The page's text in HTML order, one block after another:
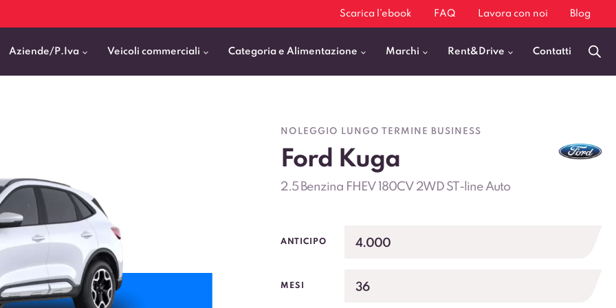
Scarica l’ebook FAQ Lavora con noi Blog
Aziende/P.Iva Veicoli commerciali
Pick Up
Allestiti
Persone
zero
TUTTI
Categoria e Alimentazione
Station Wagon Ibrida
Marchi
Fiat
Mercedes-Benz
VEDI TUTTI
Fiat Professional
Mercedes Benz Vans
VEDI TUTTI
Audi A3
Rent&Drive Contatti
NOLEGGIO LUNGO TERMINE BUSINESS
Ford Kuga
2.5 Benzina FHEV 180CV 2WD ST-line Auto
ANTICIPO 4.000
MESI 36